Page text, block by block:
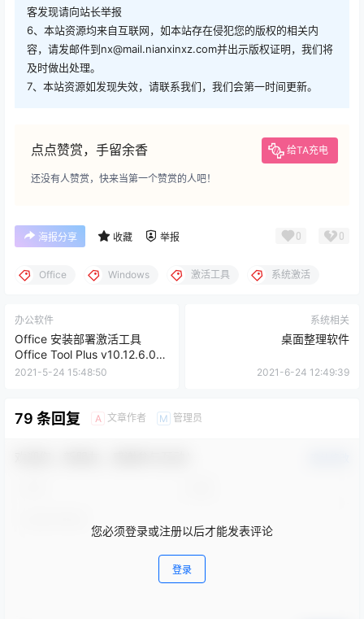
客发现请向站长举报
6、本站资源均来自互联网，如本站存在侵犯您的版权的相关内
容，请发邮件到nx@mail.nianxinxz.com并出示版权证明，我们将
及时做出处理。
7、本站资源如发现失效，请联系我们，我们会第一时间更新。
点点赞赏，手留余香 给TA充电
还没有人赞赏，快来当第一个赞赏的人吧！
海报分享 收藏 举报 0 0
Office Windows 激活工具 系统激活
办公软件
Office 安装部署激活工具
Office Tool Plus v10.12.6.0
中文版
2021-5-24 15:48:50
系统相关
桌面整理软件
2021-6-24 12:49:39
79 条回复 A 文章作者 M 管理员
您必须登录或注册以后才能发表评论
登录